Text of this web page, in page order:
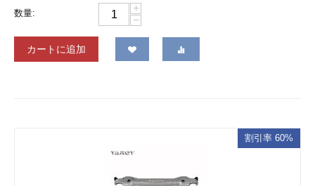
数量:
+
−
カートに追加
割引率 60%